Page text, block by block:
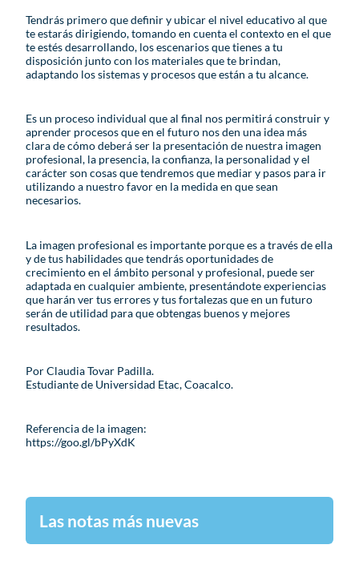
Tendrás primero que definir y ubicar el nivel educativo al que
te estarás dirigiendo, tomando en cuenta el contexto en el que
te estés desarrollando, los escenarios que tienes a tu
disposición junto con los materiales que te brindan,
adaptando los sistemas y procesos que están a tu alcance.
Es un proceso individual que al final nos permitirá construir y
aprender procesos que en el futuro nos den una idea más
clara de cómo deberá ser la presentación de nuestra imagen
profesional, la presencia, la confianza, la personalidad y el
carácter son cosas que tendremos que mediar y pasos para ir
utilizando a nuestro favor en la medida en que sean
necesarios.
La imagen profesional es importante porque es a través de ella
y de tus habilidades que tendrás oportunidades de
crecimiento en el ámbito personal y profesional, puede ser
adaptada en cualquier ambiente, presentándote experiencias
que harán ver tus errores y tus fortalezas que en un futuro
serán de utilidad para que obtengas buenos y mejores
resultados.
Por Claudia Tovar Padilla.
Estudiante de Universidad Etac, Coacalco.
Referencia de la imagen:
https://goo.gl/bPyXdK
Las notas más nuevas